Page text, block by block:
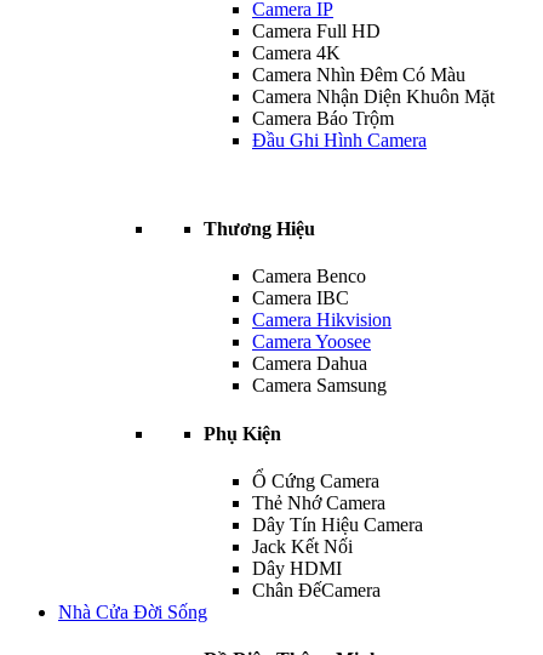
Camera IP
Camera Full HD
Camera 4K
Camera Nhìn Đêm Có Màu
Camera Nhận Diện Khuôn Mặt
Camera Báo Trộm
Đầu Ghi Hình Camera
Thương Hiệu
Camera Benco
Camera IBC
Camera Hikvision
Camera Yoosee
Camera Dahua
Camera Samsung
Phụ Kiện
Ổ Cứng Camera
Thẻ Nhớ Camera
Dây Tín Hiệu Camera
Jack Kết Nối
Dây HDMI
Chân ĐếCamera
Nhà Cửa Đời Sống